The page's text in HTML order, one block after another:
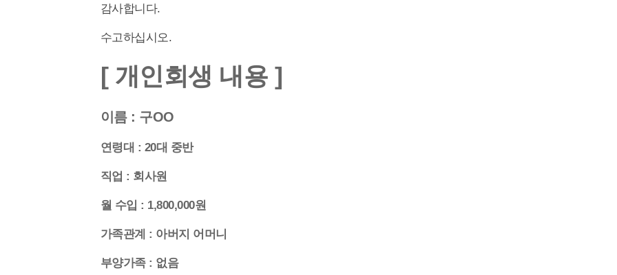
감사합니다.
수고하십시오.
[ 개인회생 내용 ]
이름 : 구OO
연령대 : 20대 중반
직업 : 회사원
월 수입 : 1,800,000원
가족관계 : 아버지 어머니
부양가족 : 없음